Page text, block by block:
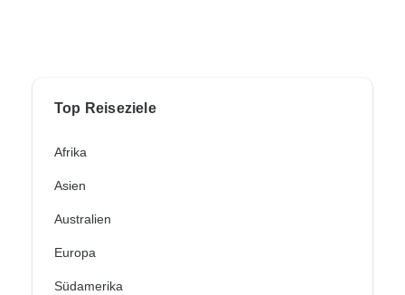
Top Reiseziele
Afrika
Asien
Australien
Europa
Südamerika